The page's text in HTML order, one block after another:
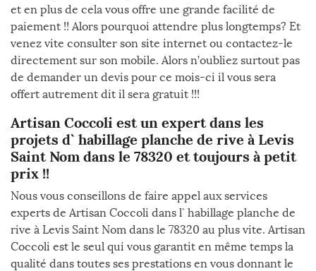
et en plus de cela vous offre une grande facilité de
paiement !! Alors pourquoi attendre plus longtemps? Et
venez vite consulter son site internet ou contactez-le
directement sur son mobile. Alors n’oubliez surtout pas
de demander un devis pour ce mois-ci il vous sera
offert autrement dit il sera gratuit !!!
Artisan Coccoli est un expert dans les
projets d` habillage planche de rive à Levis
Saint Nom dans le 78320 et toujours à petit
prix !!
Nous vous conseillons de faire appel aux services
experts de Artisan Coccoli dans l` habillage planche de
rive à Levis Saint Nom dans le 78320 au plus vite. Artisan
Coccoli est le seul qui vous garantit en même temps la
qualité dans toutes ses prestations en vous donnant le